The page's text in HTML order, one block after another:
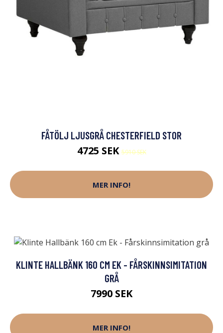
FÅTÖLJ LJUSGRÅ CHESTERFIELD STOR
4725 SEK5910 SEK
MER INFO!
KLINTE HALLBÄNK 160 CM EK - FÅRSKINNSIMITATION
GRÅ
7990 SEK
MER INFO!